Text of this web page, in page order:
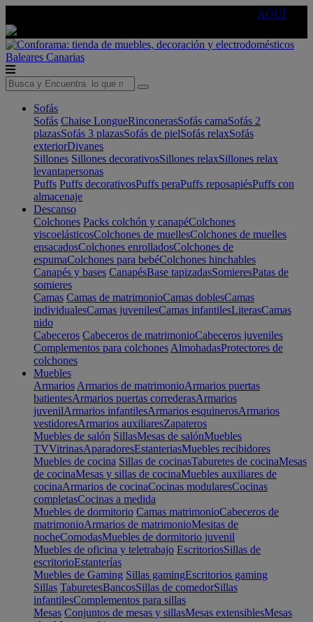
AQUÍ
Baleares Canarias
Sofás
Sofás Chaise LongueRinconerasSofás camaSofás 2
plazasSofás 3 plazasSofás de pielSofás relaxSofás
exteriorDivanes
Sillones Sillones decorativosSillones relaxSillones relax
levantapersonas
Puffs Puffs decorativosPuffs peraPuffs reposapiésPuffs con
almacenaje
Descanso
Colchones Packs colchón y canapéColchones
viscoelásticosColchones de muellesColchones de muelles
ensacadosColchones enrolladosColchones de
espumaColchones para bebéColchones hinchables
Canapés y bases CanapésBase tapizadasSomieresPatas de
somieres
Camas Camas de matrimonioCamas doblesCamas
individualesCamas juvenilesCamas infantilesLiterasCamas
nido
Cabeceros Cabeceros de matrimonioCabeceros juveniles
Complementos para colchones AlmohadasProtectores de
colchones
Muebles
Armarios Armarios de matrimonioArmarios puertas
batientesArmarios puertas correderasArmarios
juvenilArmarios infantilesArmarios esquinerosArmarios
vestidoresArmarios auxiliaresZapateros
Muebles de salón SillasMesas de salónMuebles
TVVitrinasAparadoresEstanteriasMuebles recibidores
Muebles de cocina Sillas de cocinasTaburetes de cocinaMesas
de cocinaMesas y sillas de cocinaMuebles auxiliares de
cocinaArmarios de cocinaCocinas modularesCocinas
completasCocinas a medida
Muebles de dormitorio Camas matrimonioCabeceros de
matrimonioArmarios de matrimonioMesitas de
nocheComodasMuebles de dormitorio juvenil
Muebles de oficina y teletrabajo EscritoriosSillas de
escritorioEstanterías
Muebles de Gaming Sillas gamingEscritorios gaming
Sillas TaburetesBancosSillas de comedorSillas
infantilesComplementos para sillas
Mesas Conjuntos de mesas y sillasMesas extensiblesMesas